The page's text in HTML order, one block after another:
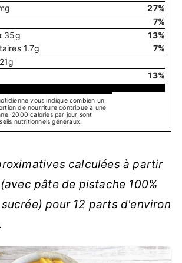
27%
7%
35g 13%
1.7g 7%
21g
13%
vous indique combien un
de nourriture contribue à une
2000 calories par jour sont
nutritionnels généraux.
calculées à partir
pâte de pistache 100%
pour 12 parts d'environ